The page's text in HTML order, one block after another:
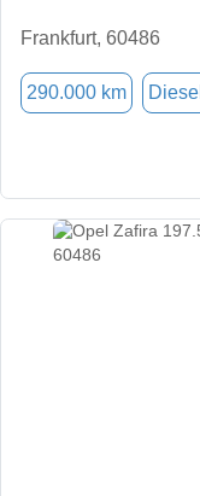
Frankfurt, 60486
290.000 km Diesel